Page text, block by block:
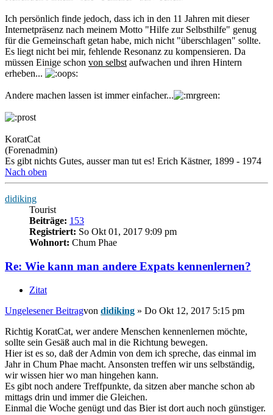
Ich persönlich finde jedoch, dass ich in den 11 Jahren mit dieser
Internetpräsenz nach meinem Motto "Hilfe zur Selbsthilfe" genug
für die Gemeinschaft getan habe, mich nicht "überschlagen" sollte.
Es liegt nicht bei mir, fehlende Resonanz zu kompensieren. Da
müssen Einige schon von selbst aufwachen und ihren Hintern
erheben...
Andere machen lassen ist immer einfacher...
KoratCat
(Forenadmin)
Es gibt nichts Gutes, ausser man tut es! Erich Kästner, 1899 - 1974
Nach oben
didiking
Tourist
Beiträge: 153
Registriert: So Okt 01, 2017 9:09 pm
Wohnort: Chum Phae
Re: Wie kann man andere Expats kennenlernen?
Zitat
Ungelesener Beitragvon didiking » Do Okt 12, 2017 5:15 pm
Richtig KoratCat, wer andere Menschen kennenlernen möchte,
sollte sein Gesäß auch mal in die Richtung bewegen.
Hier ist es so, daß der Admin von dem ich spreche, das einmal im
Jahr in Chum Phae macht. Ansonsten treffen wir uns selbständig,
wir wissen hier wo man hingehen kann.
Es gibt noch andere Treffpunkte, da sitzen aber manche schon ab
mittags drin und immer die Gleichen.
Einmal die Woche genügt und das Bier ist dort auch noch günstiger.